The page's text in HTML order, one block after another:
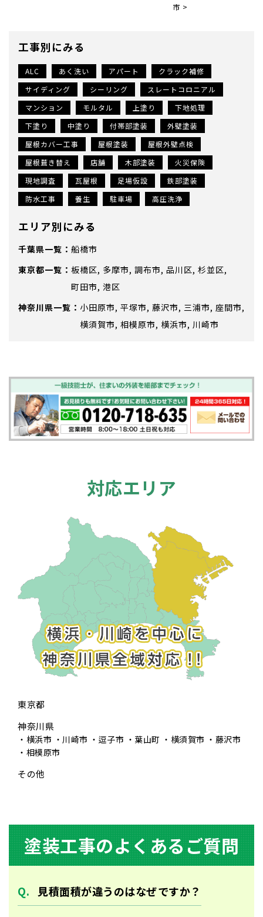
市 >
工事別にみる
ALC あく洗い アパート
クラック補修
サイディング
シーリング
スレートコロニアル
マンション
モルタル 上塗り
下地処理
下塗り
中塗り 付帯部塗装
外壁塗装
屋根カバー工事
屋根塗装
屋根外壁点検
屋根葺き替え
店舗 木部塗装
火災保険
現地調査
瓦屋根 足場仮設
鉄部塗装
防水工事
養生 駐車場 高圧洗浄
エリア別にみる
千葉県
船橋市
東京都
板橋区 多摩市 調布市 品川区 杉並区
町田市 港区
神奈川県
小田原市 平塚市 藤沢市 三浦市 座間市
横須賀市 相模原市 横浜市 川崎市
対応エリア
東京都
神奈川県
横浜市 川崎市 逗子市 葉山町 横須賀市
藤沢市
相模原市
その他
塗装⼯事のよくあるご質問
⾒積⾯積が違うのはなぜですか？